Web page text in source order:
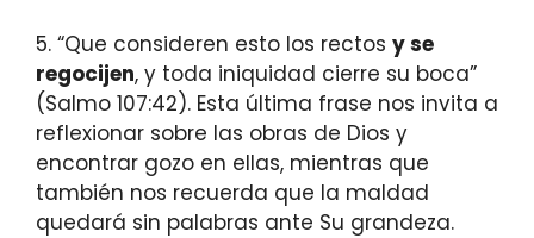
5. “Que consideren esto los rectos y se
regocijen, y toda iniquidad cierre su boca”
(Salmo 107:42). Esta última frase nos invita a
reflexionar sobre las obras de Dios y
encontrar gozo en ellas, mientras que
también nos recuerda que la maldad
quedará sin palabras ante Su grandeza.